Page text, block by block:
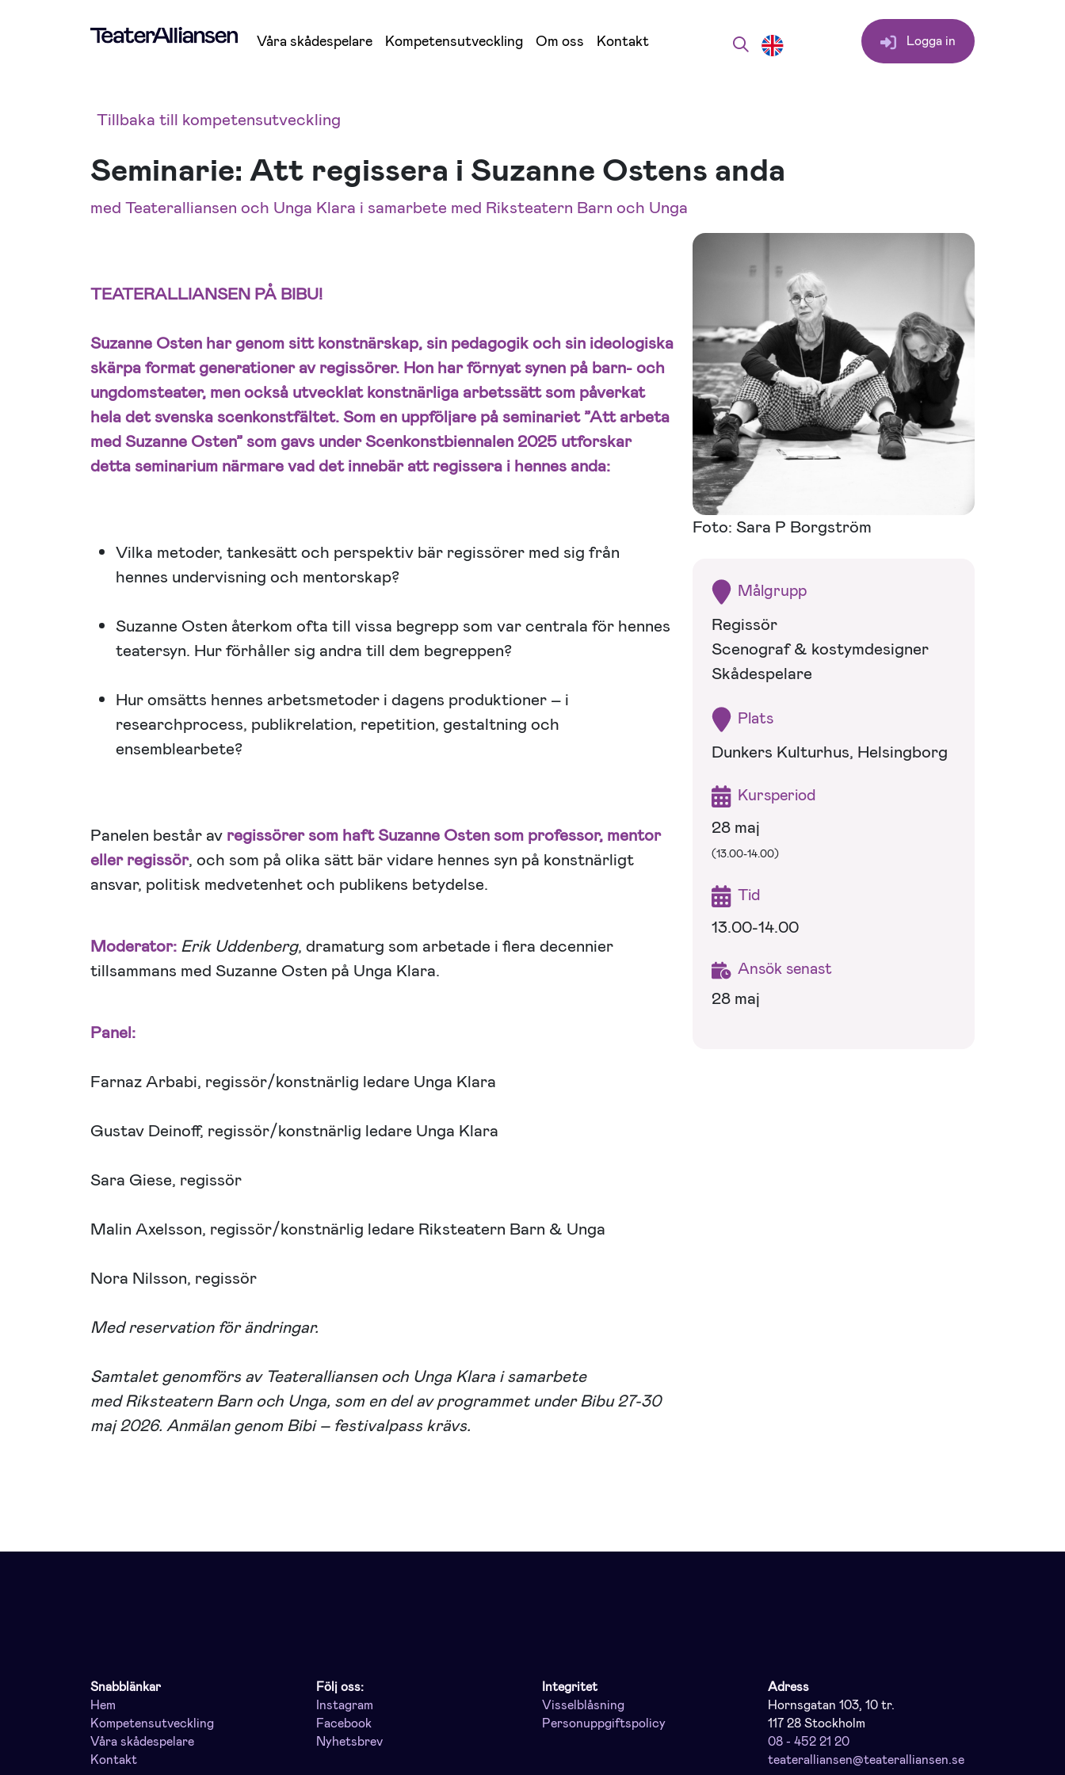
Våra skådespelare Kompetensutveckling Om oss Kontakt Logga in
Tillbaka till kompetensutveckling
Seminarie: Att regissera i Suzanne Ostens anda
med Teateralliansen och Unga Klara i samarbete med Riksteatern Barn och Unga
TEATERALLIANSEN PÅ BIBU!
Suzanne Osten har genom sitt konstnärskap, sin pedagogik och sin ideologiska
skärpa format generationer av regissörer. Hon har förnyat synen på barn- och
ungdomsteater, men också utvecklat konstnärliga arbetssätt som påverkat
hela det svenska scenkonstfältet. Som en uppföljare på seminariet ”Att arbeta
med Suzanne Osten” som gavs under Scenkonstbiennalen 2025 utforskar
detta seminarium närmare vad det innebär att regissera i hennes anda:
Vilka metoder, tankesätt och perspektiv bär regissörer med sig från
hennes undervisning och mentorskap?
Suzanne Osten återkom ofta till vissa begrepp som var centrala för hennes
teatersyn. Hur förhåller sig andra till dem begreppen?
Hur omsätts hennes arbetsmetoder i dagens produktioner – i
researchprocess, publikrelation, repetition, gestaltning och
ensemblearbete?
Panelen består av regissörer som haft Suzanne Osten som professor, mentor
eller regissör, och som på olika sätt bär vidare hennes syn på konstnärligt
ansvar, politisk medvetenhet och publikens betydelse.
Moderator: Erik Uddenberg, dramaturg som arbetade i flera decennier
tillsammans med Suzanne Osten på Unga Klara.
Panel:
Farnaz Arbabi, regissör/konstnärlig ledare Unga Klara
Gustav Deinoff, regissör/konstnärlig ledare Unga Klara
Sara Giese, regissör
Malin Axelsson, regissör/konstnärlig ledare Riksteatern Barn & Unga
Nora Nilsson, regissör
Med reservation för ändringar.
Samtalet genomförs av Teateralliansenoch Unga Klara i samarbete
medRiksteatern Barn och Unga, som en del av programmet under Bibu 27-30
maj 2026. Anmälan genom Bibi – festivalpass krävs.
Foto: Sara P Borgström
Målgrupp
Regissör
Scenograf & kostymdesigner
Skådespelare
Plats
Dunkers Kulturhus, Helsingborg
Kursperiod
28 maj
(13.00-14.00)
Tid
13.00-14.00
Ansök senast
28 maj
Snabblänkar
Hem
Kompetensutveckling
Våra skådespelare
Kontakt
Följ oss:
Instagram
Facebook
Nyhetsbrev
Integritet
Visselblåsning
Personuppgiftspolicy
Adress
Hornsgatan 103, 10 tr.
117 28 Stockholm
08 - 452 21 20
teateralliansen@teateralliansen.se